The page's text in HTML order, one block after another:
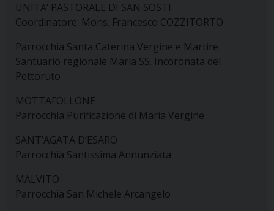
UNITA’ PASTORALE DI SAN SOSTI
Coordinatore: Mons. Francesco COZZITORTO
Parrocchia Santa Caterina Vergine e Martire
Santuario regionale Maria SS. Incoronata del
Pettoruto
MOTTAFOLLONE
Parrocchia Purificazione di Maria Vergine
SANT’AGATA D’ESARO
Parrocchia Santissima Annunziata
MALVITO
Parrocchia San Michele Arcangelo